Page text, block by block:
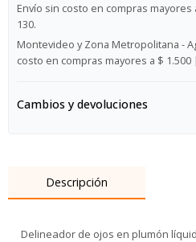
Envío sin costo en compras
130.
Montevideo y Zona Metropolitana -
costo en compras mayores a $
Cambios y devoluciones
Descripción
Delineador de ojos en plumón